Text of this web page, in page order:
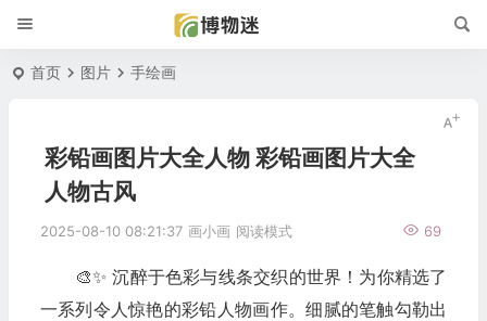
首页 图片 手绘画
彩铅画图片大全人物 彩铅画图片大全
人物古风
2025-08-10 08:21:37 画小画 69
阅读模式
🎨✨ 沉醉于色彩与线条交织的世界！为你精选了
一系列令人惊艳的彩铅人物画作。细腻的笔触勾勒出